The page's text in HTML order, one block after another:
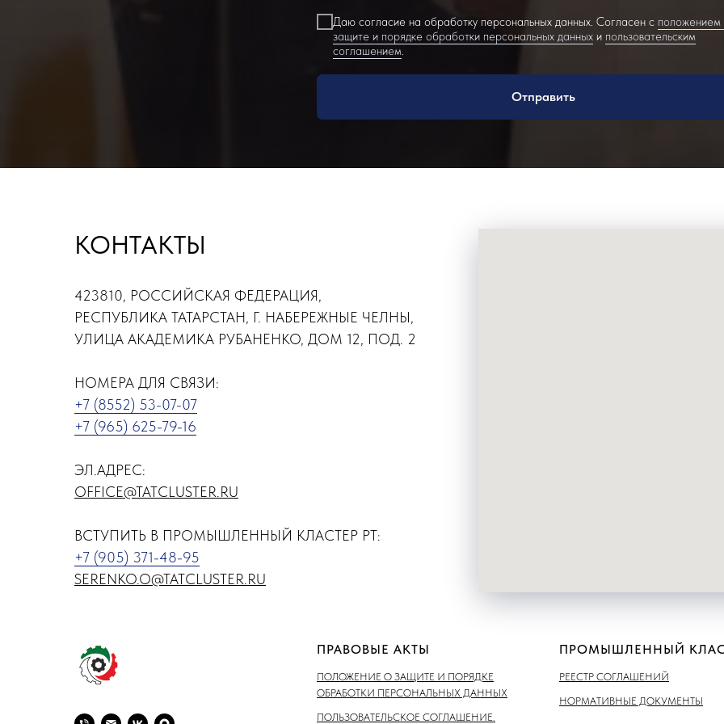
Даю согласие на обработку персональных данных. Согласен с положением
защите и порядке обработки персональных данных и пользовательским
соглашением.
Отправить
КОНТАКТЫ
423810, РОССИЙСКАЯ ФЕДЕРАЦИЯ,
РЕСПУБЛИКА ТАТАРСТАН, Г. НАБЕРЕЖНЫЕ ЧЕЛНЫ,
УЛИЦА АКАДЕМИКА РУБАНЕНКО, ДОМ 12, ПОД. 2
НОМЕРА ДЛЯ СВЯЗИ:
+7 (8552) 53-07-07
+7 (965) 625-79-16
ЭЛ.АДРЕС:
OFFICE@TATCLUSTER.RU
ВСТУПИТЬ В ПРОМЫШЛЕННЫЙ КЛАСТЕР РТ:
+7 (905) 371-48-95
SERENKO.O@TATCLUSTER.RU
ПРАВОВЫЕ АКТЫ
ПОЛОЖЕНИЕ О ЗАЩИТЕ И ПОРЯДКЕ
ОБРАБОТКИ ПЕРСОНАЛЬНЫХ ДАННЫХ
ПОЛЬЗОВАТЕЛЬСКОЕ СОГЛАШЕНИЕ.
ПРОМЫШЛЕННЫЙ
РЕЕСТР СОГЛАШЕНИЙ
НОРМАТИВНЫЕ ДОКУМЕНТЫ